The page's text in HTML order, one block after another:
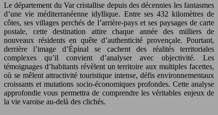
Le département du Var cristallise depuis des décennies les fantasmes
d’une vie méditerranéenne idyllique. Entre ses 432 kilomètres de
côtes, ses villages perchés de l’arrière-pays et ses paysages de carte
postale, cette destination attire chaque année des milliers de
nouveaux résidents en quête d’authenticité provençale. Pourtant,
derrière l’image d’Épinal se cachent des réalités territoriales
complexes qu’il convient d’analyser avec objectivité. Les
témoignages d’habitants révèlent un territoire aux multiples facettes,
où se mêlent attractivité touristique intense, défis environnementaux
croissants et mutations socio-économiques profondes. Cette analyse
approfondie vous permettra de comprendre les véritables enjeux de
la vie varoise au-delà des clichés.